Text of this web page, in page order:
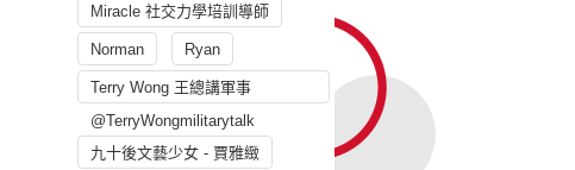
Miracle 社交力學培訓導師
Norman Ryan
Terry Wong 王總講軍事
@TerryWongmilitarytalk
九十後文藝少女 - 賈雅緻